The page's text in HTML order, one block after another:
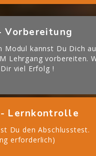
Vorbereitung
Modul kannst Du Dich
Lehrgang vorbereiten.
viel Erfolg !
- Lernkontrolle
Du den Abschlusstest.
erforderlich)